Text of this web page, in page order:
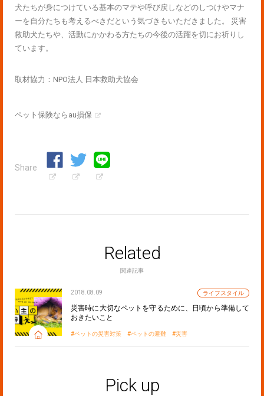
犬たちが身につけている基本のマテや呼び戻しなどのしつけやマナ
ーを自分たちも考えるべきだという気づきもいただきました。 災害
救助犬たちや、活動にかかわる方たちの今後の活躍を切にお祈りし
ています。
取材協力：NPO法人 日本救助犬協会
ペット保険ならau損保
Share
Related
関連記事
2018.08.09 ライフスタイル
災害時に大切なペットを守るために、日頃から準備して
おきたいこと
ペットの災害対策 ペットの避難 災害
Pick up